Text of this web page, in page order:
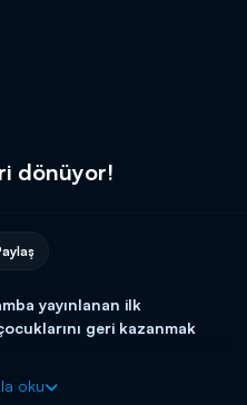
dönüyor!
yayınlanan ilk
geri kazanmak
fark eden Hasan, kendisini
oku